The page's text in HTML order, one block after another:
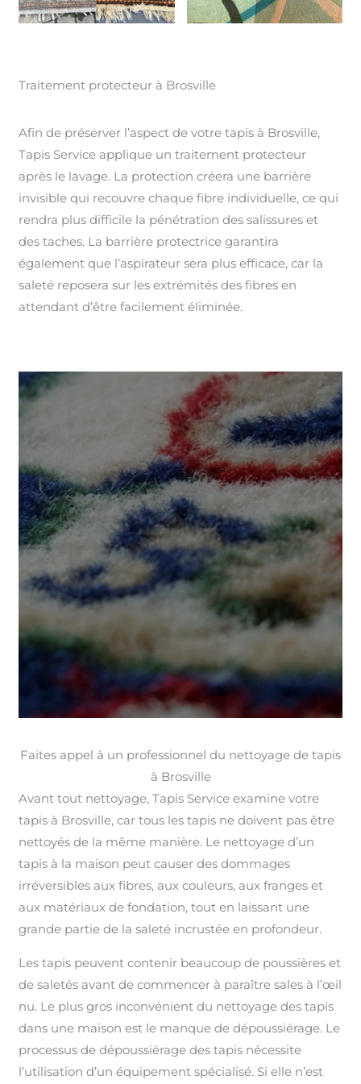
Traitement protecteur à Brosville
Afin de préserver l’aspect de votre tapis à Brosville,
Tapis Service applique un traitement protecteur
après le lavage. La protection créera une barrière
invisible qui recouvre chaque fibre individuelle, ce qui
rendra plus difficile la pénétration des salissures et
des taches. La barrière protectrice garantira
également que l’aspirateur sera plus efficace, car la
saleté reposera sur les extrémités des fibres en
attendant d’être facilement éliminée.
Faites appel à un professionnel du nettoyage de tapis
à Brosville
Avant tout nettoyage, Tapis Service examine votre
tapis à Brosville, car tous les tapis ne doivent pas être
nettoyés de la même manière. Le nettoyage d’un
tapis à la maison peut causer des dommages
irréversibles aux fibres, aux couleurs, aux franges et
aux matériaux de fondation, tout en laissant une
grande partie de la saleté incrustée en profondeur.
Les tapis peuvent contenir beaucoup de poussières et
de saletés avant de commencer à paraître sales à l’œil
nu. Le plus gros inconvénient du nettoyage des tapis
dans une maison est le manque de dépoussiérage. Le
processus de dépoussiérage des tapis nécessite
l’utilisation d’un équipement spécialisé. Si elle n’est